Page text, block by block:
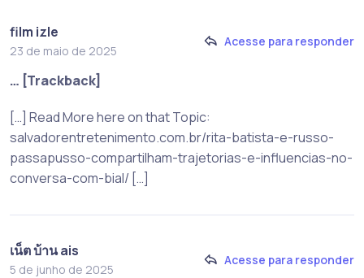
film izle
23 de maio de 2025
Acesse para responder
… [Trackback]
[…] Read More here on that Topic:
salvadorentretenimento.com.br/rita-batista-e-russo-
passapusso-compartilham-trajetorias-e-influencias-no-
conversa-com-bial/ […]
เน็ต บ้าน ais
5 de junho de 2025
Acesse para responder